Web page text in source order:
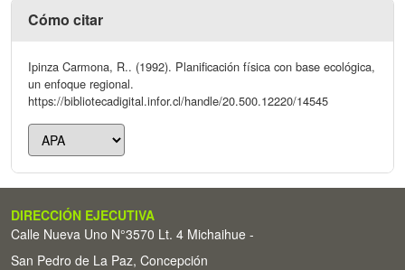
Cómo citar
Ipinza Carmona, R.. (1992). Planificación física con base ecológica,
un enfoque regional.
https://bibliotecadigital.infor.cl/handle/20.500.12220/14545
DIRECCIÓN EJECUTIVA
Calle Nueva Uno N°3570 Lt. 4 Michaihue -
San Pedro de La Paz, Concepción